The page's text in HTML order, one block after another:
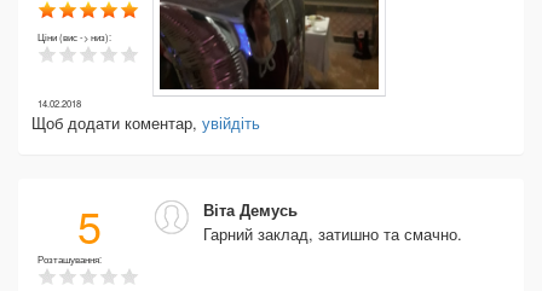
Ціни (вис -> низ):
14.02.2018
Щоб додати коментар, увійдіть
5
Розташування:
Віта Демусь
Гарний заклад, затишно та смачно.